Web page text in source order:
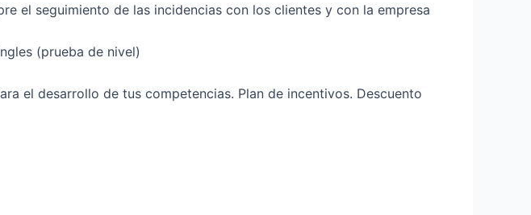
el seguimiento de las incidencias con los clientes y con la empresa
(prueba de nivel)
el desarrollo de tus competencias. Plan de incentivos. Descuento